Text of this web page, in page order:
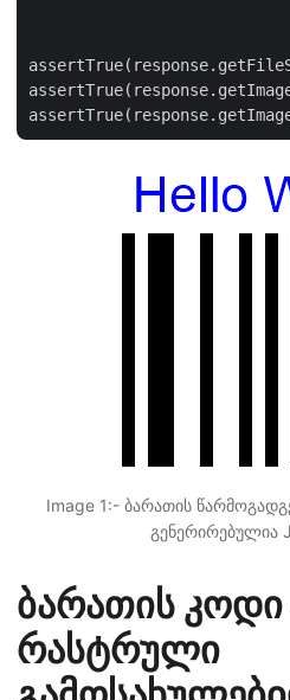
Image 1:- ბარათის
გენერირებულია
ბარათის კოდი
რასტრული